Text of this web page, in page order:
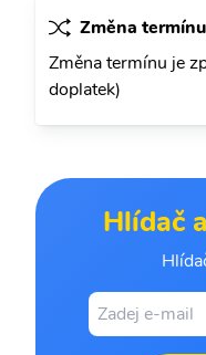
Změna termínu
Změna termínu je
doplatek)
Hlídač